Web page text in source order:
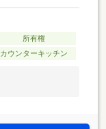
所有権
カウンターキッチン